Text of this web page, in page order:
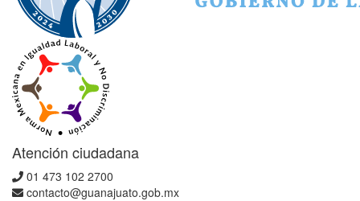
Atención ciudadana
01 473 102 2700
contacto@guanajuato.gob.mx